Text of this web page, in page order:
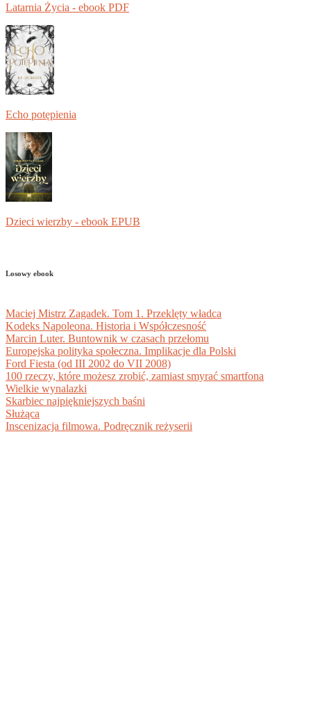
Latarnia Życia - ebook PDF
Echo potępienia
Dzieci wierzby - ebook EPUB
Losowy ebook
Maciej Mistrz Zagadek. Tom 1. Przeklęty władca
Kodeks Napoleona. Historia i Współczesność
Marcin Luter. Buntownik w czasach przełomu
Europejska polityka społeczna. Implikacje dla Polski
Ford Fiesta (od III 2002 do VII 2008)
100 rzeczy, które możesz zrobić, zamiast smyrać smartfona
Wielkie wynalazki
Skarbiec najpiękniejszych baśni
Służąca
Inscenizacja filmowa. Podręcznik reżyserii